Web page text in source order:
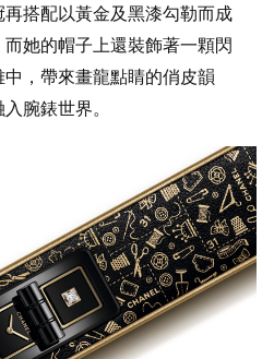
搭配以黃金及黑漆勾勒而成
她的帽子上還裝飾著一顆閃
，帶來畫龍點睛的俏皮韻
腕錶世界。